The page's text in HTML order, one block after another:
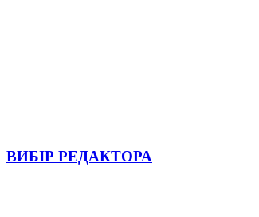
ВИБІР РЕДАКТОРА